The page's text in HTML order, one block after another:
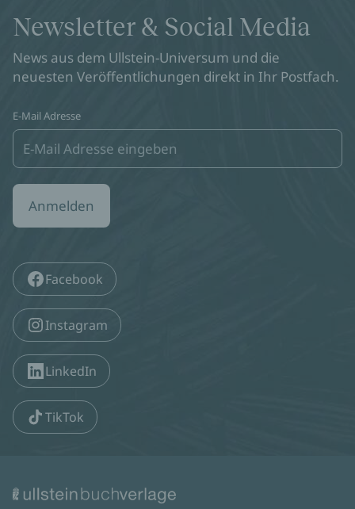
Newsletter & Social Media
News aus dem Ullstein-Universum und die
neuesten Veröffentlichungen direkt in Ihr Postfach.
E-Mail Adresse
Anmelden
Facebook
Instagram
LinkedIn
TikTok